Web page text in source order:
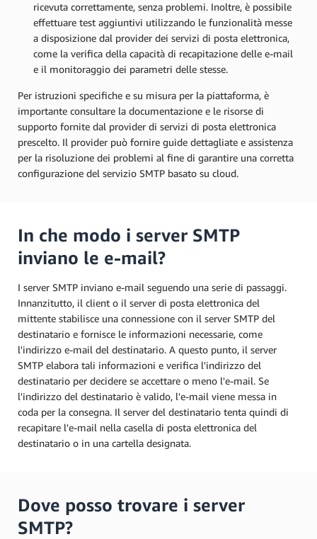
ricevuta correttamente, senza problemi. Inoltre, è possibile
effettuare test aggiuntivi utilizzando le funzionalità messe
a disposizione dal provider dei servizi di posta elettronica,
come la verifica della capacità di recapitazione delle e-mail
e il monitoraggio dei parametri delle stesse.
Per istruzioni specifiche e su misura per la piattaforma, è
importante consultare la documentazione e le risorse di
supporto fornite dal provider di servizi di posta elettronica
prescelto. Il provider può fornire guide dettagliate e assistenza
per la risoluzione dei problemi al fine di garantire una corretta
configurazione del servizio SMTP basato su cloud.
In che modo i server SMTP
inviano le e-mail?
I server SMTP inviano e-mail seguendo una serie di passaggi.
Innanzitutto, il client o il server di posta elettronica del
mittente stabilisce una connessione con il server SMTP del
destinatario e fornisce le informazioni necessarie, come
l'indirizzo e-mail del destinatario. A questo punto, il server
SMTP elabora tali informazioni e verifica l'indirizzo del
destinatario per decidere se accettare o meno l'e-mail. Se
l'indirizzo del destinatario è valido, l'e-mail viene messa in
coda per la consegna. Il server del destinatario tenta quindi di
recapitare l'e-mail nella casella di posta elettronica del
destinatario o in una cartella designata.
Dove posso trovare i server
SMTP?